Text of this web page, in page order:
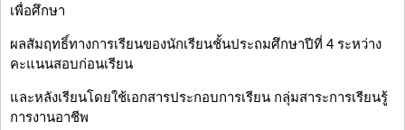
เพื่อศึกษา
ผลสัมฤทธิ์ทางการเรียนของนักเรียนชั้นประถมศึกษาปีที่ 4 ระหว่าง
คะแนนสอบก่อนเรียน
และหลังเรียนโดยใช้เอกสารประกอบการเรียน กลุ่มสาระการเรียนรู้
การงานอาชีพ